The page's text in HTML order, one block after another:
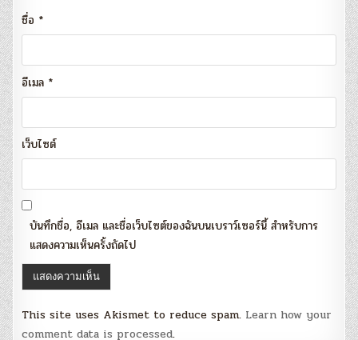
ชื่อ *
อีเมล *
เว็บไซต์
บันทึกชื่อ, อีเมล และชื่อเว็บไซต์ของฉันบนเบราว์เซอร์นี้ สำหรับการ
แสดงความเห็นครั้งถัดไป
This site uses Akismet to reduce spam. Learn how your
comment data is processed.